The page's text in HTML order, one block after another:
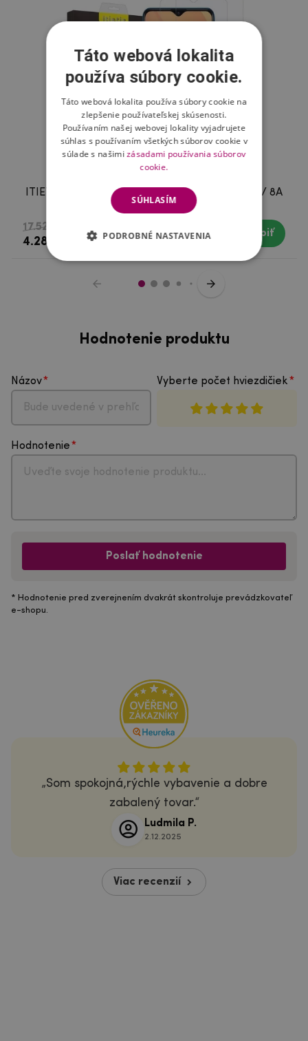
ITIETIE tvrdené sklo pre mobil Xiaomi Redmi 8 / 8A
- 2ks
17.52 €
4.28 €
Skladom Kúpiť
Hodnotenie produktu
Názov Vyberte počet hviezdičiek
Hodnotenie
Poslať hodnotenie
* Hodnotenie pred zverejnením dvakrát skontroluje prevádzkovateľ
e-shopu.
Som spokojná,rýchle vybavenie a dobre
zabalený tovar.
Ludmila P.
2.12.2025
Viac recenzií
Táto webová lokalita
používa súbory cookie.
Táto webová lokalita používa súbory cookie na
zlepšenie používateľskej skúsenosti.
Používaním našej webovej lokality vyjadrujete
súhlas s používaním všetkých súborov cookie v
súlade s našimizásadami používania súborov
cookie.
SÚHLASÍM
PODROBNÉ NASTAVENIA